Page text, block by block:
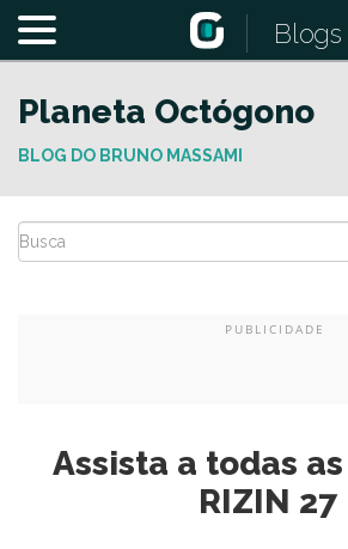
Blogs
Planeta Octógono
BLOG DO BRUNO MASSAMI
Assista a todas
RIZIN 27